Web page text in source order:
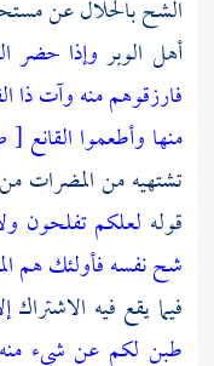
الشح بالحلال عن
أهل الوبر وإذا حضر
فارزقوهم منهوآت ذا
منها وأطعموا القانع [
تشتهيه من المضرات
قوله لعلكم تفلحون
شح نفسه فأولئك هم
فيما يقع فيه الاشتراك
طبن لكم عن شيء منه